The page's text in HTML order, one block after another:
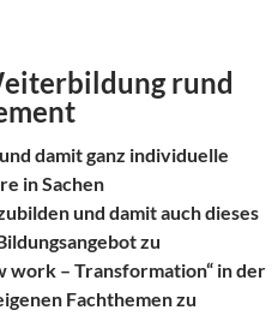
rund
damit ganz individuelle
in Sachen
und damit auch dieses
zu
work – Transformation“ in der
Fachthemen zu